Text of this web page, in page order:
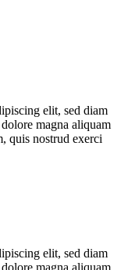
elit, sed diam
magna aliquam
quis nostrud exerci
elit, sed diam